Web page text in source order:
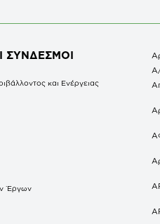
ΣΥΝΔΕΣΜΟΙ
και Ενέργειας
Έργων